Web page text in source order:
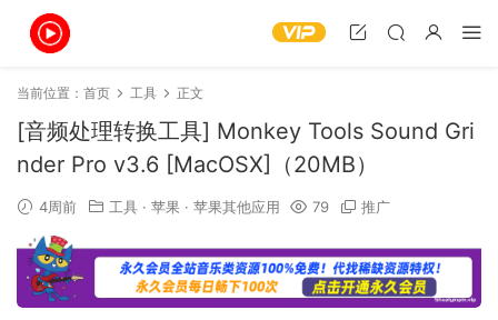
当前位置： 首页 工具 正文
[音频处理转换工具] Monkey Tools Sound Gri
nder Pro v3.6 [MacOSX]（20MB）
4周前 工具 · 苹果 · 苹果其他应用 79 推广